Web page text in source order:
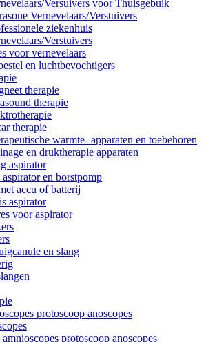
Versuivers voor Thuisgebuik
Vernevelaars/Verstuivers
ziekenhuis
Verstuivers
voor vernevelaars
en luchtbevochtigers
therapie
therapie
therapie
warmte- apparaten en toebehoren
en druktherapie apparaten
aspirator
en borstpomp
accu of batterij
aspirator
voor aspirator
en slang
protoscoop anoscopes
protoscoop anoscopes